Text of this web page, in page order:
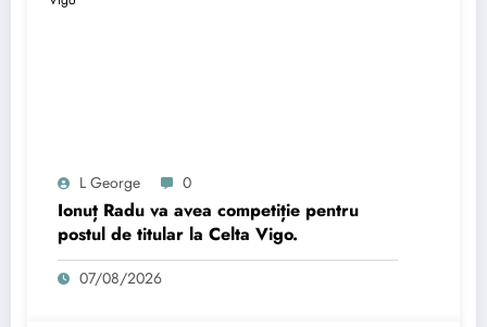
L George 0
Ionuț Radu va avea competiție pentru
postul de titular la Celta Vigo.
07/08/2026